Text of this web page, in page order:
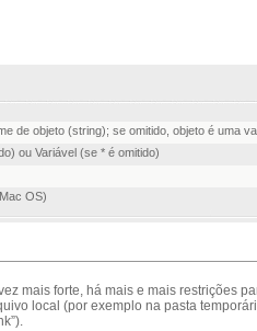
de objeto (string); se omitido, objeto é uma
ou Variável (se * é omitido)
OS)
mais forte, há mais e mais restrições
local (por exemplo na pasta